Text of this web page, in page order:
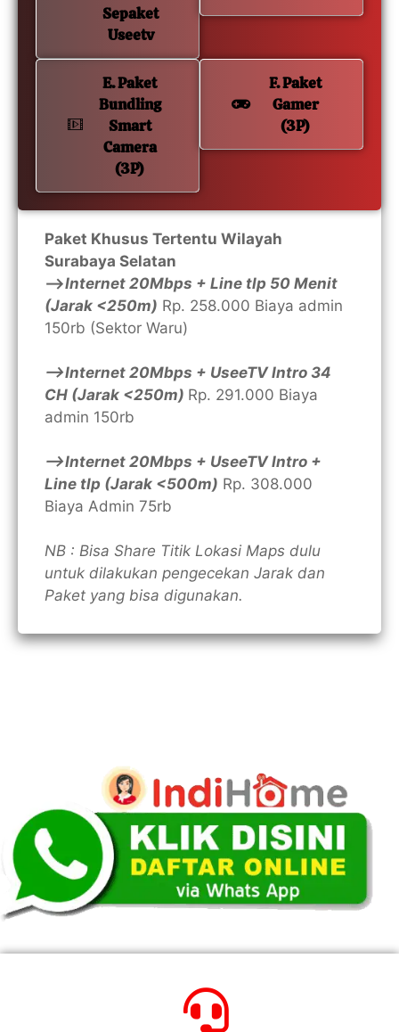
Sepaket
Useetv
E. Paket
Bundling
Smart
Camera
(3P)
F. Paket
Gamer
(3P)
Paket Khusus Tertentu Wilayah
Surabaya Selatan
—>Internet 20Mbps + Line tlp 50 Menit
(Jarak <250m) Rp. 258.000 Biaya admin
150rb (Sektor Waru)
—>Internet 20Mbps + UseeTV Intro 34
CH (Jarak <250m) Rp. 291.000 Biaya
admin 150rb
—>Internet 20Mbps + UseeTV Intro +
Line tlp (Jarak <500m) Rp. 308.000
Biaya Admin 75rb
NB : Bisa Share Titik Lokasi Maps dulu
untuk dilakukan pengecekan Jarak dan
Paket yang bisa digunakan.